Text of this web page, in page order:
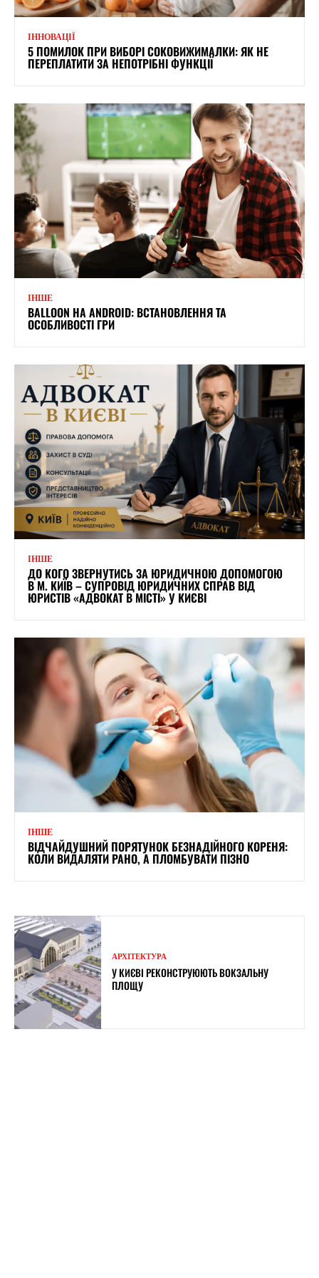
ІННОВАЦІЇ
5 ПОМИЛОК ПРИ ВИБОРІ СОКОВИЖИМАЛКИ: ЯК НЕ
ПЕРЕПЛАТИТИ ЗА НЕПОТРІБНІ ФУНКЦІЇ
ІНШЕ
BALLOON НА ANDROID: ВСТАНОВЛЕННЯ ТА
ОСОБЛИВОСТІ ГРИ
ІНШЕ
ДО КОГО ЗВЕРНУТИСЬ ЗА ЮРИДИЧНОЮ ДОПОМОГОЮ
В М. КИЇВ – СУПРОВІД ЮРИДИЧНИХ СПРАВ ВІД
ЮРИСТІВ «АДВОКАТ В МІСТІ» У КИЄВІ
ІНШЕ
ВІДЧАЙДУШНИЙ ПОРЯТУНОК БЕЗНАДІЙНОГО КОРЕНЯ:
КОЛИ ВИДАЛЯТИ РАНО, А ПЛОМБУВАТИ ПІЗНО
АРХІТЕКТУРА
У КИЄВІ РЕКОНСТРУЮЮТЬ ВОКЗАЛЬНУ
ПЛОЩУ